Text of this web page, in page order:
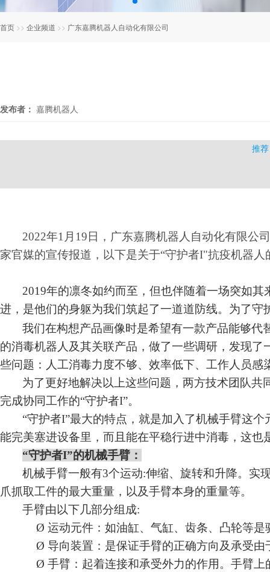
首页 >> 企业频道 >> 广东嘉腾机器人自动化有限公司
发布者： 嘉腾机器人
推荐
2022年1月19日，广东嘉腾机器人自动化有限公
家官媒的宣传报道，以下是关于“守护者I"抗疫机器人
2019年的凛冬如约而至，但也伴随着一场突如
进，是他们的身躯为我们筑起了一道道防线。为了
我们在构想产品画像时是希望有一款产品能够
的消毒机器人及其关联产品，做了一些调研，发现
些问题： 人工消毒力度不够、效率低下、工作人员
为了更好地解决以上这些问题，两方技术团队
完成协同工作的“守护者I”。
“守护者I”最大的特点，就是加入了机械手臂这个
能完美塞进设备里，而且能在平稳行进中消毒，这也
“守护者I”的机械手臂：
机械手臂一般有3个运动:伸缩、旋转和升降。实
爪抓取工件的最大重量，以及手臂本身的重量等。
手臂由以下几部分组成:
Ø 运动元件 ： 如油缸、 气缸、 齿条、 凸轮等是
Ø 导向装置 ： 是保证手臂的正确方向及承受
Ø 手臂 ： 起着连接和承受外力的作用。手臂